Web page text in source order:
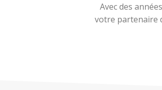
Avec des
votre partenaire